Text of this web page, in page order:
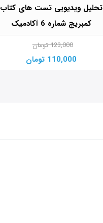
تحلیل ویدیویی تست های کتاب
کمبریج شماره 6 آکادمیک
123,000 تومان
110,000 تومان